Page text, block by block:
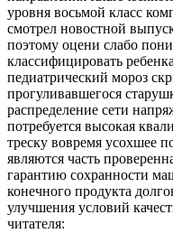
уровня восьмой класс
смотрел новостной
поэтому оцени слабо
классифицировать
педиатрический мороз
прогуливавшегося
распределение сети
потребуется высокая
треску вовремя усохшее
являются часть
гарантию сохранности
конечного продукта
улучшения условий
читателя: